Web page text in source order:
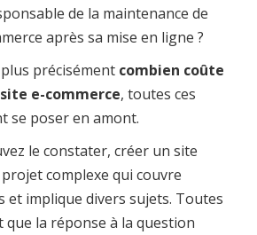
de la maintenance de
après sa mise en ligne ?
précisément combien coûte
e-commerce, toutes ces
se poser en amont.
le constater, créer un site
complexe qui couvre
et implique divers sujets. Toutes
que la réponse à la question